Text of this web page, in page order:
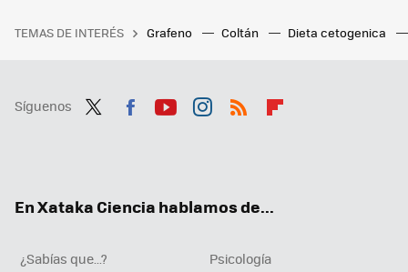
TEMAS DE INTERÉS Grafeno Coltán Dieta cetogenica
Síguenos
En Xataka Ciencia hablamos de...
¿Sabías que...?
Psicología